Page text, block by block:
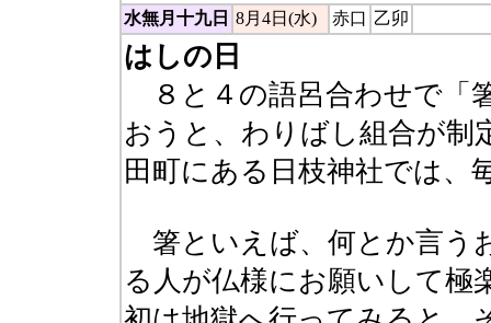
水無月十九日 8月4日(水) 赤口 乙卯
はしの日
８と４の語呂合わせで「
おうと、わりばし組合が制
田町にある日枝神社では、
箸といえば、何とか言う
る人が仏様にお願いして極